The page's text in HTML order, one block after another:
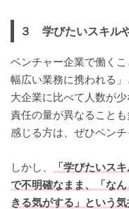
３ 学びたいスキル
ベンチャー企業で働く
幅広い業務に携われる」
大企業に比べて人数が
責任の量が異なること
感じる方は、ぜひベンチ
しかし、
「学びたいス
で不明確なまま、「な
きる気がする」という